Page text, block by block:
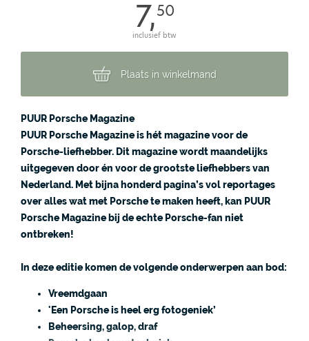
7,50
inclusief btw
Plaats in winkelmand
PUUR Porsche Magazine
PUUR Porsche Magazine is hét magazine voor de
Porsche-liefhebber. Dit magazine wordt maandelijks
uitgegeven door én voor de grootste liefhebbers van
Nederland. Met bijna honderd pagina’s vol reportages
over alles wat met Porsche te maken heeft, kan PUUR
Porsche Magazine bij de echte Porsche-fan niet
ontbreken!
In deze editie komen de volgende onderwerpen aan bod:
Vreemdgaan
'Een Porsche is heel erg fotogeniek’
Beheersing, galop, draf